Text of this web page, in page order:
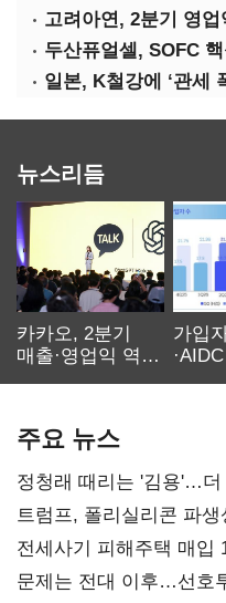
고려아연, 2분기 영
일본, K철강에 ‘관세
뉴스리듬
카카오, 2분기
매출·영업익 역대
가입
주요 뉴스
정청래 때리는 '김용'…더
트럼프, 폴리실리콘 파
재건"
전세사기 피해주택 매
4만278명
문제는 전대 이후…선호